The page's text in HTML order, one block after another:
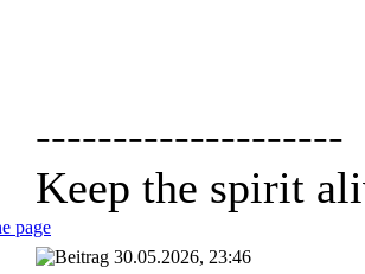
--------------------
Keep the spirit
30.05.2026, 23:46